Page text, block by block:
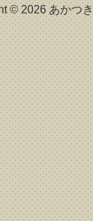
© 2026 あかつ